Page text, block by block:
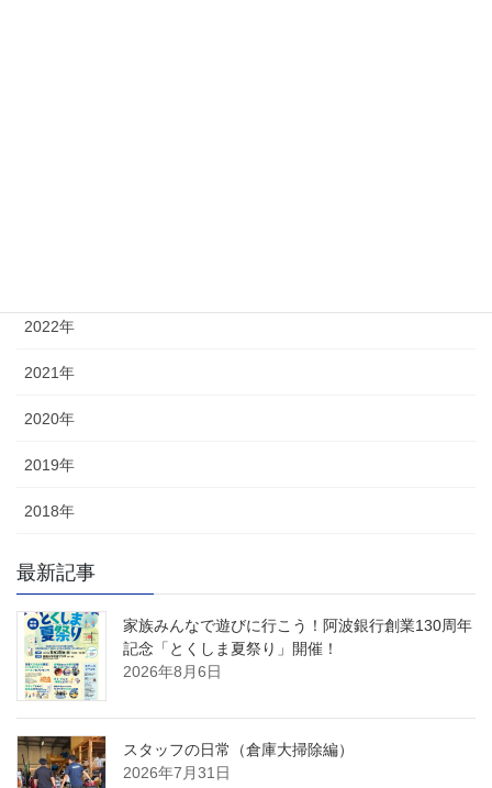
2022年
2021年
2020年
2019年
2018年
最新記事
家族みんなで遊びに行こう！阿波銀行創業130周年
記念「とくしま夏祭り」開催！
2026年8月6日
スタッフの日常（倉庫大掃除編）
2026年7月31日